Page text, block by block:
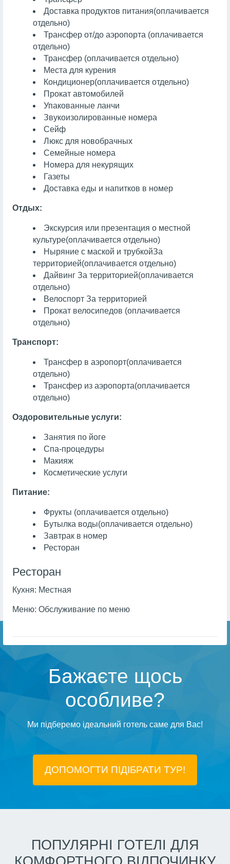
Доставка продуктов питания(оплачивается
отдельно)
Трансфер от/до аэропорта (оплачивается
отдельно)
Трансфер (оплачивается отдельно)
Места для курения
Кондиционер(оплачивается отдельно)
Прокат автомобилей
Упакованные ланчи
Звукоизолированные номера
Сейф
Люкс для новобрачных
Семейные номера
Номера для некурящих
Газеты
Доставка еды и напитков в номер
Отдых:
Экскурсия или презентация о местной
культуре(оплачивается отдельно)
Ныряние с маской и трубкойЗа
территорией(оплачивается отдельно)
ДайвингЗа территорией(оплачивается
отдельно)
ВелоспортЗа территорией
Прокат велосипедов (оплачивается
отдельно)
Транспорт:
Трансфер в аэропорт(оплачивается
отдельно)
Трансфер из аэропорта(оплачивается
отдельно)
Оздоровительные услуги:
Занятия по йоге
Спа-процедуры
Макияж
Косметические услуги
Питание:
Фрукты (оплачивается отдельно)
Бутылка воды(оплачивается отдельно)
Завтрак в номер
Ресторан
Ресторан
Кухня: Местная
Меню: Обслуживание по меню
Бажаєте щось
особливе?
Ми підберемо ідеальний готель саме для Вас!
ДОПОМОГТИ ПІДIБРАТИ ТУР!
ПОПУЛЯРНІ ГОТЕЛІ ДЛЯ